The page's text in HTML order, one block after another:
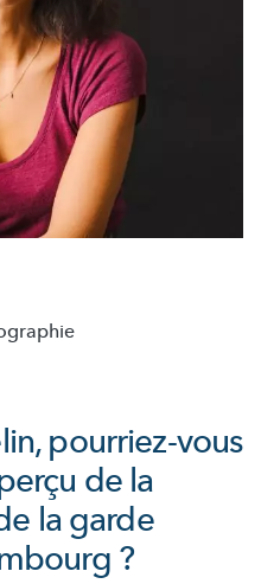
pourriez-vous
de la
la garde
?